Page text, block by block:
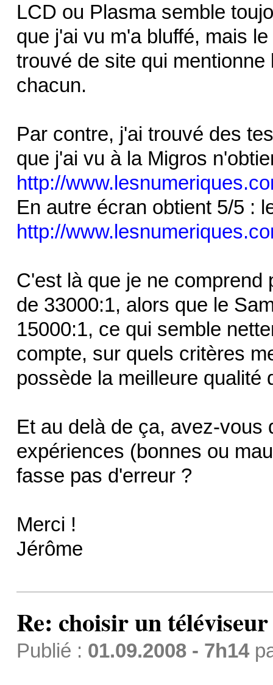
LCD ou Plasma semble
que j'ai vu m'a bluffé, mais
trouvé de site qui
chacun.
Par contre, j'ai trouvé des
que j'ai vu à la Migros
http://
En autre écran obtient 5/5 :
http://
C'est là que je ne
de 33000:1, alors que le
15000:1, ce qui semble
compte, sur quels critères
possède la meilleure qualité
Et au delà de ça, avez-vous
expériences (bonnes ou
fasse pas d'erreur ?
Merci !
Jérôme
Re: choisir un téléviseur
Publié : 01.09.2008 - 7h14